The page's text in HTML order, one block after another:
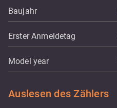
Baujahr
Erster Anmeldetag
Model year
Auslesen des Zählers